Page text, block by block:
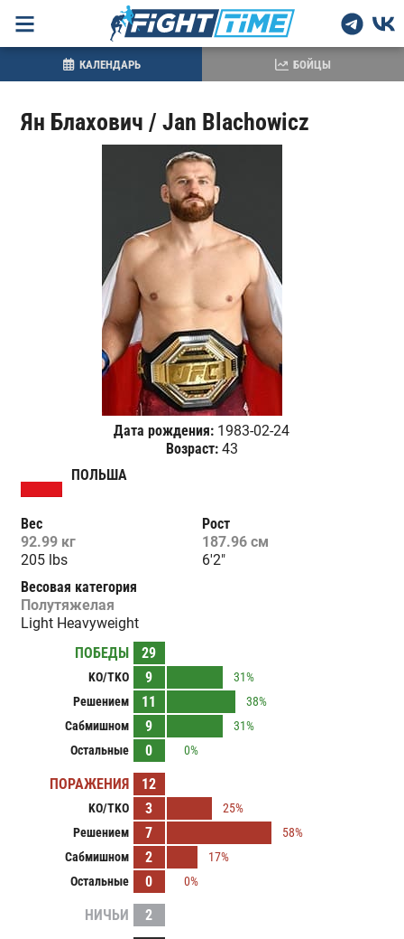
Ян Блахович / Jan Blachowicz
Дата рождения: 1983-02-24
Возраст:43
ПОЛЬША
Вес
92.99 кг
205 lbs
Рост
187.96 см
6'2"
Весовая категория
Полутяжелая
Light Heavyweight
ПОБЕДЫ
29
KO/TKO 9
31%
Решением
11
38%
Сабмишном
9
31%
Остальные
0 0%
ПОРАЖЕНИЯ 12
KO/TKO 3
25%
Решением
7
58%
Сабмишном
2
17%
Остальные
0 0%
НИЧЬИ
2
КАЛЕНДАРЬ БОЙЦЫ